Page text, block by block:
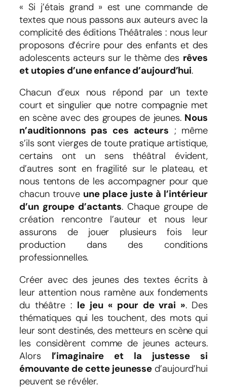
« Si j’étais grand » est une commande de
textes que nous passons aux auteurs avec la
complicité des éditions Théâtrales : nous leur
proposons d’écrire pour des enfants et des
adolescents acteurs sur le thème des rêves
et utopies d’une enfance d’aujourd’hui.
Chacun d’eux nous répond par un texte
court et singulier que notre compagnie met
en scène avec des groupes de jeunes. Nous
n’auditionnons pas ces acteurs ; même
s’ils sont vierges de toute pratique artistique,
certains ont un sens théâtral évident,
d’autres sont en fragilité sur le plateau, et
nous tentons de les accompagner pour que
chacun trouve une place juste à l’intérieur
d’un groupe d’actants. Chaque groupe de
création rencontre l’auteur et nous leur
assurons de jouer plusieurs fois leur
production dans des conditions
professionnelles.
Créer avec des jeunes des textes écrits à
leur attention nous ramène aux fondements
du théâtre : le jeu « pour de vrai ». Des
thématiques qui les touchent, des mots qui
leur sont destinés, des metteurs en scène qui
les considèrent comme de jeunes acteurs.
Alors l’imaginaire et la justesse si
émouvante de cette jeunesse d’aujourd’hui
peuvent se révéler.